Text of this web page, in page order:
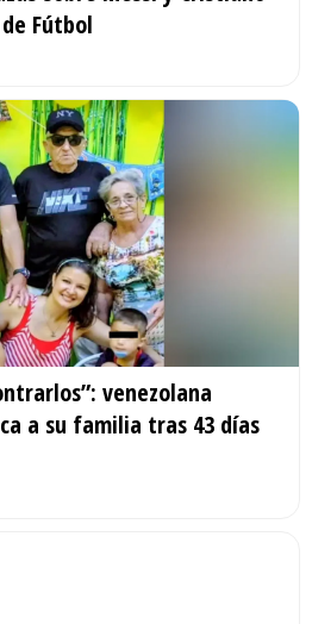
Fútbol
venezolana
a su familia tras 43 días